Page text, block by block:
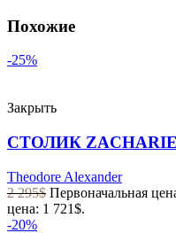
Похожие
-25%
Закрыть
СТОЛИК ZACHARIE
Theodore Alexander
2 295$ Первоначальная
цена: 1 721$.
-20%